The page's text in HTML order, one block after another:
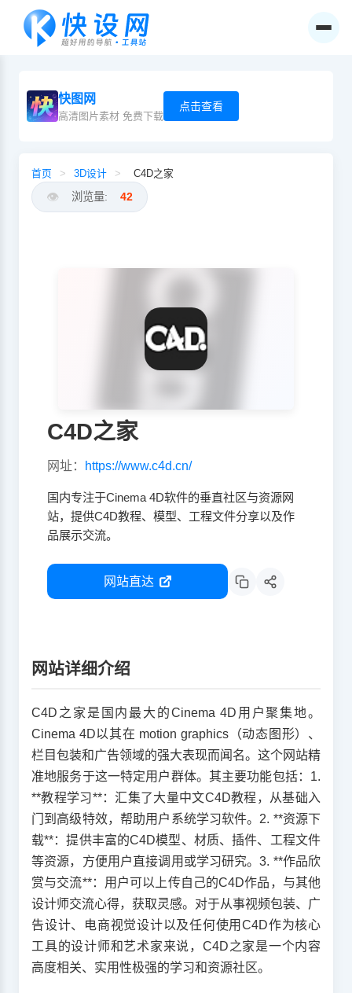
快图网
高清图片素材 免费下载
点击查看
首页 > 3D设计 > C4D之家
👁️ 浏览量: 42
C4D之家
网址： https://www.c4d.cn/
国内专注于Cinema 4D软件的垂直社区与资源网
站，提供C4D教程、模型、工程文件分享以及作
品展示交流。
网站直达
网站详细介绍
C4D之家是国内最大的Cinema 4D用户聚集地。
Cinema 4D以其在 motion graphics（动态图形）、
栏目包装和广告领域的强大表现而闻名。这个网站精
准地服务于这一特定用户群体。其主要功能包括：1.
**教程学习**：汇集了大量中文C4D教程，从基础入
门到高级特效，帮助用户系统学习软件。2. **资源下
载**：提供丰富的C4D模型、材质、插件、工程文件
等资源，方便用户直接调用或学习研究。3. **作品欣
赏与交流**：用户可以上传自己的C4D作品，与其他
设计师交流心得，获取灵感。对于从事视频包装、广
告设计、电商视觉设计以及任何使用C4D作为核心
工具的设计师和艺术家来说，C4D之家是一个内容
高度相关、实用性极强的学习和资源社区。